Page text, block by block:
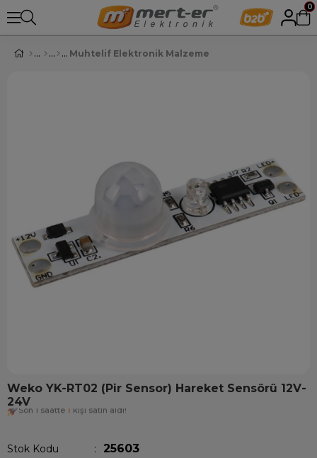
0
Muhtelif Elektronik Malzeme
Weko YK-RT02 (Pir Sensor) Hareket Sensörü 12V-
24V
Son 1 saatte 1 kişi satın aldı!
Stok Kodu 25603